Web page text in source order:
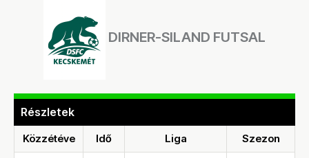
DIRNER-SILAND FUTSAL
Részletek
Közzétéve Idő Liga Szezon